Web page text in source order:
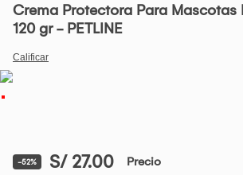
Crema Protectora Para Mascotas
120 gr - PETLINE
-52% S/ 27.00 Precio